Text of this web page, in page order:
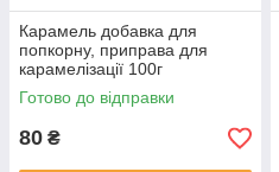
Карамель добавка для
попкорну, приправа для
карамелізації 100г
Готово до відправки
80 ₴